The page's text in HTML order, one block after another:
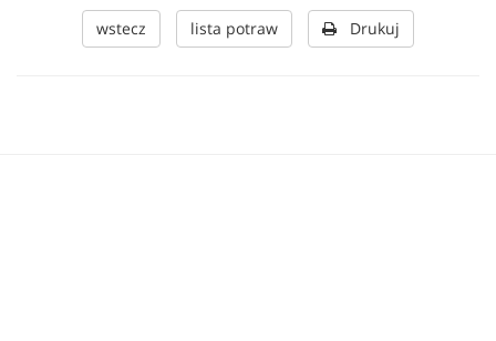
wstecz lista potraw Drukuj